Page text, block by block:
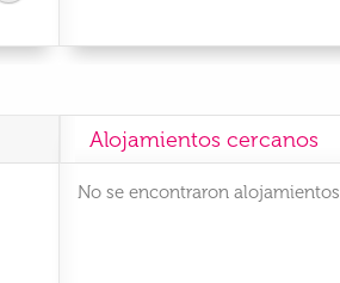
Alojamientos cercanos
No se encontraron alojamientos